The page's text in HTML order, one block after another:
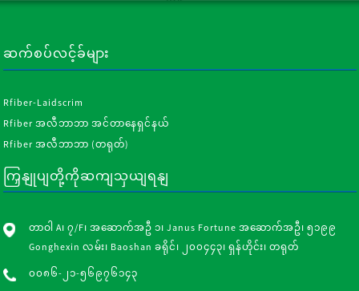
ဆက်စပ်လင့်ခ်များ
Rfiber-Laidscrim
Rfiber အလီဘာဘာ အင်တာနေရှင်နယ်
Rfiber အလီဘာဘာ (တရုတ်)
ကြှနျုပျတို့ကိုဆကျသှယျရနျ
တာဝါ A၊ ၇/F၊ အဆောက်အဦ ၁၊ Janus Fortune အဆောက်အဦ၊ ၅၁၉၉
Gonghexin လမ်း၊ Baoshan ခရိုင်၊ ၂၀၀၄၄၃၊ ရှန်ဟိုင်း၊ တရုတ်
၀၀၈၆-၂၁-၅၆၉၇၆၁၄၃